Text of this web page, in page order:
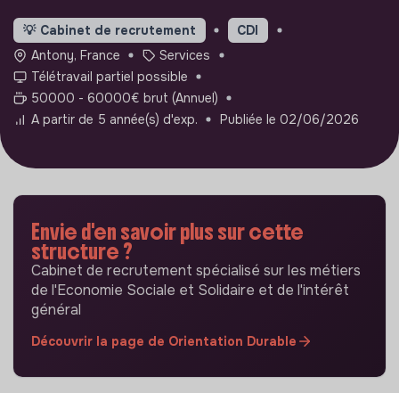
💡 Cabinet de recrutement
CDI
Antony, France
Services
Télétravail partiel possible
50000 - 60000€ brut (Annuel)
A partir de 5 année(s) d'exp.
Publiée le 02/06/2026
Envie d'en savoir plus sur cette
structure ?
Cabinet de recrutement spécialisé sur les métiers
de l'Economie Sociale et Solidaire et de l'intérêt
général
Découvrir la page de Orientation Durable